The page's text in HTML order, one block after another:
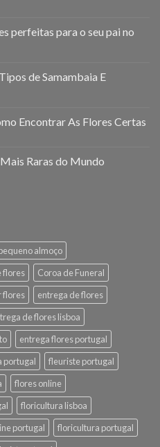
perfeitas para o seu pai no
de Samambaia E
Encontrar As Flores Certas
Raras do Mundo
almoço
flores
Coroa de Funeral
flores
entrega de flores
de flores lisboa
entrega flores portugal
portugal
fleuriste portugal
flores online
floricultura lisboa
portugal
floricultura portugal